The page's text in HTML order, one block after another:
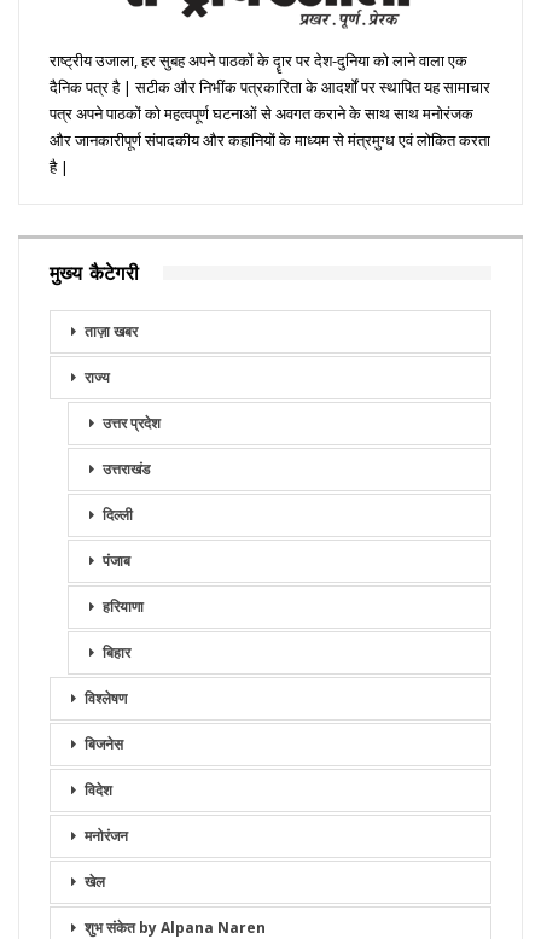
राष्ट्रीय उजाला, हर सुबह अपने पाठकों के दॄार पर देश-दुनिया को लाने वाला एक
दैनिक पत्र है | सटीक और निभींक पत्रकारिता के आदर्शों पर स्थापित यह सामाचार
पत्र अपने पाठकों को महत्वपूर्ण घटनाओं से अवगत कराने के साथ साथ मनोरंजक
और जानकारीपूर्ण संपादकीय और कहानियों के माध्यम से मंत्रमुग्ध एवं लोकित करता
है |
मुख्य कैटेगरी
ताज़ा खबर
राज्य
उत्तर प्रदेश
उत्तराखंड
दिल्ली
पंजाब
हरियाणा
बिहार
विश्लेषण
बिजनेस
विदेश
मनोरंजन
खेल
शुभ संकेत by Alpana Naren